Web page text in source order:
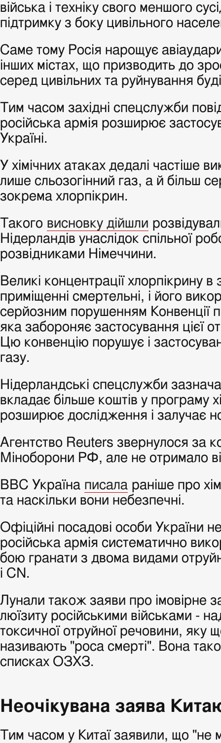
війська і техніку свого меншого
підтримку з боку цивільного
Саме тому Росія нарощує
інших містах, що призводить до
серед цивільних та руйнування
Тим часом західні спецслужби
російська армія розширює
Україні.
У хімічних атаках дедалі частіше
лише сльозогінний газ, а й більш
зокрема хлорпікрин.
Такого висновку дійшли
Нідерландів унаслідок спільної
розвідниками Німеччини.
Великі концентрації хлорпікрину в
приміщенні смертельні, і його
серйозним порушенням Конвенції
яка забороняє застосування цієї
Цю конвенцію порушує і
газу.
Нідерландські спецслужби
вкладає більше коштів у програму
розширює дослідження і залучає
Агентство Reuters звернулося за
Міноборони РФ, але не отримало
ВВС Україна писала раніше про
та наскільки вони небезпечні.
Офіційні посадові особи України
російська армія систематично
бою гранати з двома видами
i CN.
Лунали також заяви про імовірне
люїзиту російськими військами -
токсичної отруйної речовини, яку
називають "роса смерті". Вона
списках ОЗХЗ.
Неочікувана заява
Тим часом у Китаї заявили, що "не